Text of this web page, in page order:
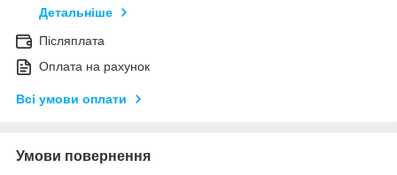
Детальніше
Післяплата
Оплата на рахунок
Всі умови оплати
Умови повернення